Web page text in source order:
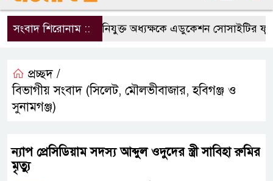
সংবাদ শিরোনাম ::নবনিযুক্ত অধ্যক্ষকে এডুকেশন সোসাইটির
প্রচ্ছদ /
বিভাগীয় সংবাদ (সিলেট, মৌলভীবাজার, হবিগঞ্জ ও
সুনামগঞ্জ)
ন্যাপ প্রেসিডিয়াম সদস্য আব্দুল ওদুদের স্ত্রী সাবিহা রুমির
মৃত্যু